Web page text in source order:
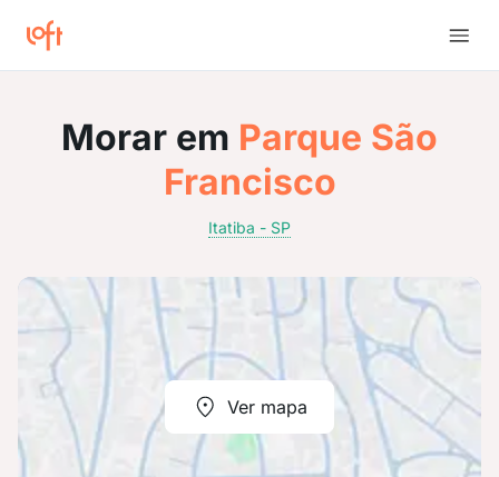
Morar em Parque São
Francisco
Itatiba - SP
Ver mapa